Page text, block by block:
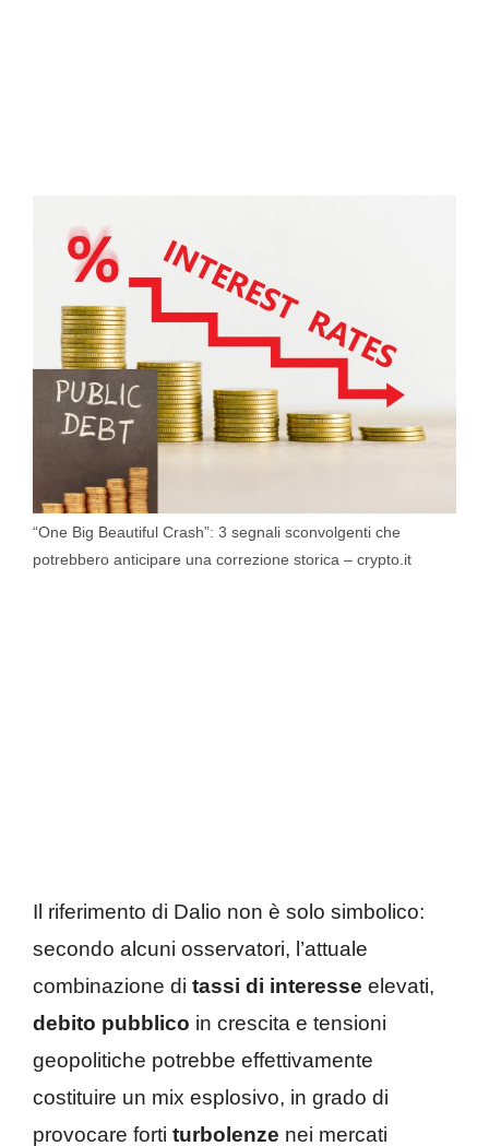
“One Big Beautiful Crash”: 3 segnali sconvolgenti che
potrebbero anticipare una correzione storica – crypto.it
Il riferimento di Dalio non è solo simbolico:
secondo alcuni osservatori, l’attuale
combinazione di tassi di interesse elevati,
debito pubblico in crescita e tensioni
geopolitiche potrebbe effettivamente
costituire un mix esplosivo, in grado di
provocare forti turbolenze nei mercati